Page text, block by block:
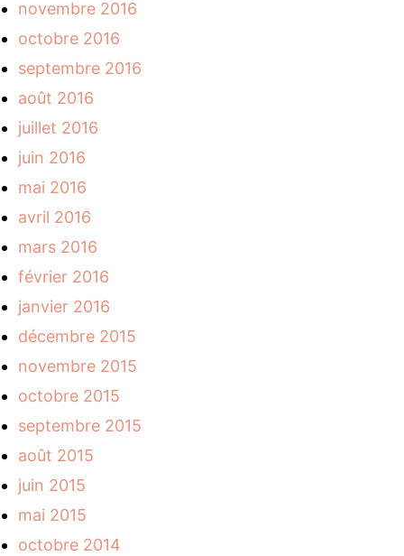
novembre 2016
octobre 2016
septembre 2016
août 2016
juillet 2016
juin 2016
mai 2016
avril 2016
mars 2016
février 2016
janvier 2016
décembre 2015
novembre 2015
octobre 2015
septembre 2015
août 2015
juin 2015
mai 2015
octobre 2014